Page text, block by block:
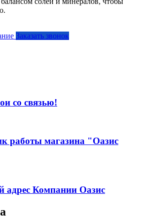
Заказать звонок
со связью!
работы магазина "Оазис
адрес Компании Оазис